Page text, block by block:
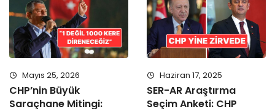
Mayıs 25, 2026
CHP’nin Büyük
Saraçhane Mitingi:
Haziran 17, 2025
SER-AR Araştırma
Seçim Anketi: CHP